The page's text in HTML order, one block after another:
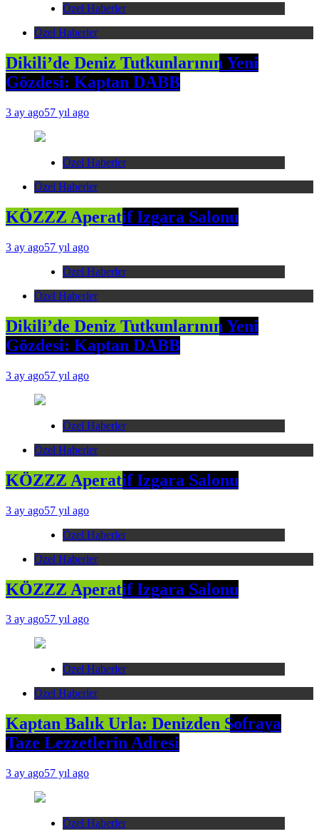
Özel Haberler
Özel Haberler
Dikili’de Deniz Tutkunlarının Yeni
Gözdesi: Kaptan DABB
3 ay ago57 yıl ago
Özel Haberler
Özel Haberler
KÖZZZ Aperatif Izgara Salonu
3 ay ago57 yıl ago
Özel Haberler
Özel Haberler
Dikili’de Deniz Tutkunlarının Yeni
Gözdesi: Kaptan DABB
3 ay ago57 yıl ago
Özel Haberler
Özel Haberler
KÖZZZ Aperatif Izgara Salonu
3 ay ago57 yıl ago
Özel Haberler
Özel Haberler
KÖZZZ Aperatif Izgara Salonu
3 ay ago57 yıl ago
Özel Haberler
Özel Haberler
Kaptan Balık Urla: Denizden Sofraya
Taze Lezzetlerin Adresi
3 ay ago57 yıl ago
Özel Haberler